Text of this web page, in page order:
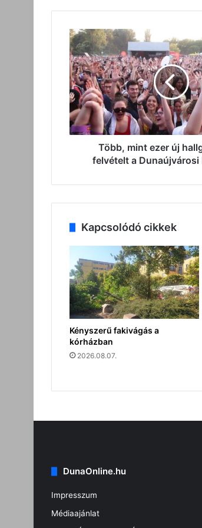
Több,
mint
ezer
új
hallgató
nyert
felvételt
a
Dunaújvárosi
EgyetemreTöbb, mint ezer új
felvételt a Dunaújvárosi
Kapcsolódó cikkek
Kényszerű fakivágás a
kórházban
2026.08.07.
DunaOnline.hu
Impresszum
Médiaajánlat